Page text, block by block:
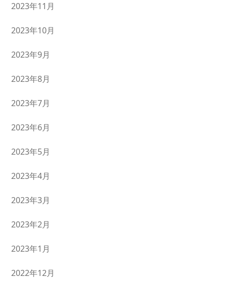
2023年11月
2023年10月
2023年9月
2023年8月
2023年7月
2023年6月
2023年5月
2023年4月
2023年3月
2023年2月
2023年1月
2022年12月